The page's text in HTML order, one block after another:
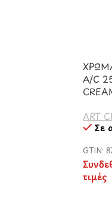
A/C
ART
Σε
GTIN:
τιμές